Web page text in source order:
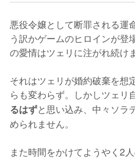
悪役令嬢として断罪される運
う訳かゲームのヒロインが登
の愛情はツェリに注がれ続けま
それはツェリが婚約破棄を想
らも変わらず。しかしツェリ
るはずと思い込み、中々ソラ
められません。
また時間をかけてようやく2